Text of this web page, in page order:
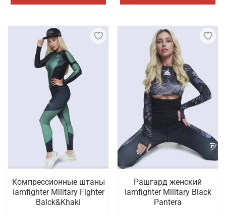
Компрессионные штаны
Iamfighter Military Fighter
Balck&Khaki
Рашгард женский
Iamfighter Military Black
Pantera